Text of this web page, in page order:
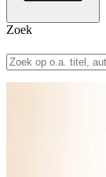
Zoek